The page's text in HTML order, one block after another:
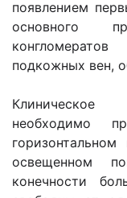
появлением
основного
подкожных вен,
Клиническое
необходимо
освещенном
конечности